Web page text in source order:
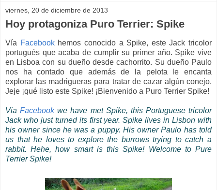
viernes, 20 de diciembre de 2013
Hoy protagoniza Puro Terrier: Spike
Vía Facebookhemos conocido a Spike, este Jack tricolor
portugués que acaba de cumplir su primer año. Spike vive
en Lisboa con su dueño desde cachorrito. Su dueño Paulo
nos ha contado que además de la pelota le encanta
explorar las madrigueras para tratar de cazar algún conejo.
Jeje ¡qué listo este Spike! ¡Bienvenido a Puro Terrier Spike!
ViaFacebookwe have met Spike, this Portuguese tricolor
Jack who just turned its first year. Spike lives in Lisbon with
his owner since he was a puppy. His owner Paulo has told
us that he loves to explore the burrows trying to catch a
rabbit. Hehe, how smart is this Spike! Welcome to Pure
Terrier Spike!